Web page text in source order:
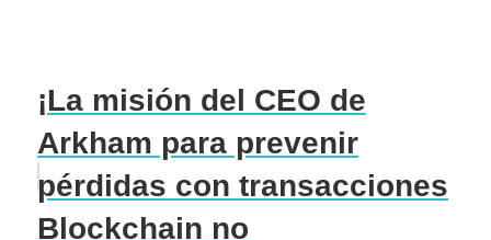
¡La misión del CEO de
Arkham para prevenir
pérdidas con transacciones
Blockchain no